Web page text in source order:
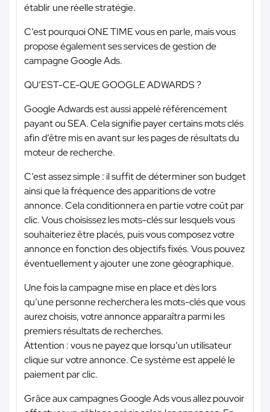
établir une réelle stratégie.
C’est pourquoi ONE TIME vous en parle, mais vous
propose également ses services de gestion de
campagne Google Ads.
QU’EST-CE-QUE GOOGLE ADWARDS ?
Google Adwards est aussi appelé référencement
payant ou SEA. Cela signifie payer certains mots clés
afin d’être mis en avant sur les pages de résultats du
moteur de recherche.
C’est assez simple : il suffit de déterminer son budget
ainsi que la fréquence des apparitions de votre
annonce. Cela conditionnera en partie votre coût par
clic. Vous choisissez les mots-clés sur lesquels vous
souhaiteriez être placés, puis vous composez votre
annonce en fonction des objectifs fixés. Vous pouvez
éventuellement y ajouter une zone géographique.
Une fois la campagne mise en place et dès lors
qu’une personne recherchera les mots-clés que vous
aurez choisis, votre annonce apparaîtra parmi les
premiers résultats de recherches.
Attention : vous ne payez que lorsqu’un utilisateur
clique sur votre annonce. Ce système est appelé le
paiement par clic.
Grâce aux campagnes Google Ads vous allez pouvoir